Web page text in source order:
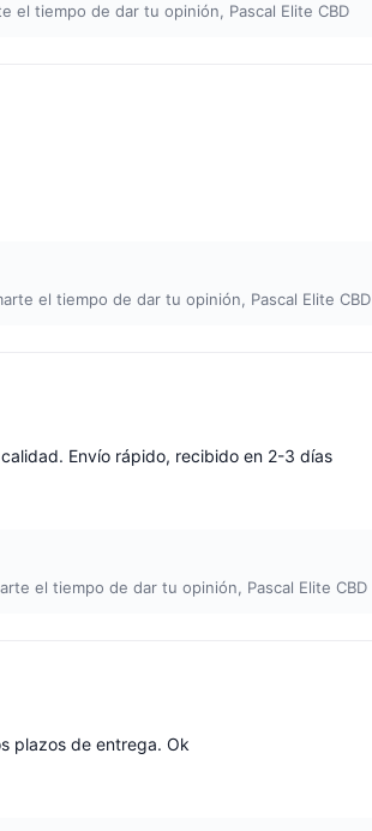
el tiempo de dar tu opinión, Pascal Elite CBD
el tiempo de dar tu opinión, Pascal Elite CBD
Envío rápido, recibido en 2-3 días
el tiempo de dar tu opinión, Pascal Elite CBD
plazos de entrega. Ok